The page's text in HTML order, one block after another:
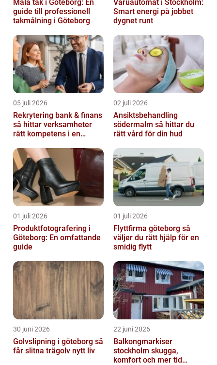
Måla tak i Göteborg: En
guide till professionell
takmålning i Göteborg
Varuautomat i Stockholm:
Smart energi på jobbet
dygnet runt
05 juli 2026
Rekrytering bank & finans
så hittar verksamheter
rätt kompetens i en
02 juli 2026
Ansiktsbehandling
södermalm så hittar du
rätt vård för din hud
01 juli 2026
Produktfotografering i
Göteborg: En omfattande
guide
01 juli 2026
Flyttfirma göteborg så
väljer du rätt hjälp för en
smidig flytt
30 juni 2026
Golvslipning i göteborg så
får slitna trägolv nytt liv
22 juni 2026
Balkongmarkiser
stockholm skugga,
komfort och mer tid